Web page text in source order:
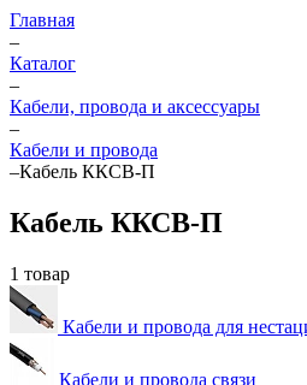
Главная
–
Каталог
–
Кабели, провода и аксессуары
–
Кабели и провода
–Кабель ККСВ-П
Кабель ККСВ-П
1 товар
Кабели и провода для
Кабели и провода связи